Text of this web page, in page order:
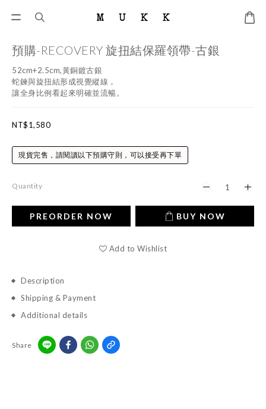
預購-RECOVERY 旋扭結保羅領帶-古銀
52cm+2.5cm,黃銅鍍古銀
蛇鍊與旋扭結形成視覺縱線，
讓全身比例看起來明確並流暢。
NT$1,580
現貨完售，請閱讀以下預購守則，可以接受再下單
Quantity
PREORDER NOW BUY NOW
Add to Wishlist
Description
Shipping & Payment
Additional details
Share